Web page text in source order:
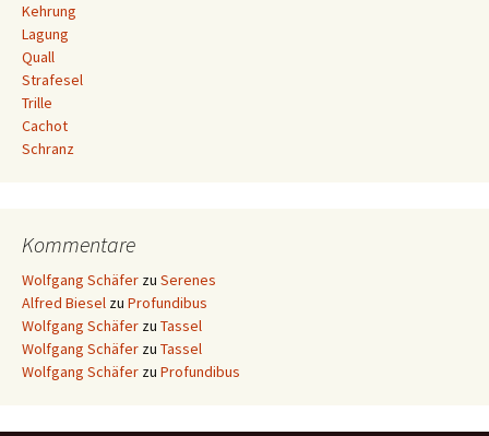
Kehrung
Lagung
Quall
Strafesel
Trille
Cachot
Schranz
Kommentare
Wolfgang Schäfer zu Serenes
Alfred Biesel zu Profundibus
Wolfgang Schäfer zu Tassel
Wolfgang Schäfer zu Tassel
Wolfgang Schäfer zu Profundibus